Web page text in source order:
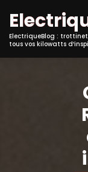
ElectriqueBlog :
tous vos kilowatts